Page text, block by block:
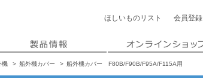
ほしいもの リスト 会員登録
機 船外機カバー 船外機カバー F80B/F90B/F95A/F115A用